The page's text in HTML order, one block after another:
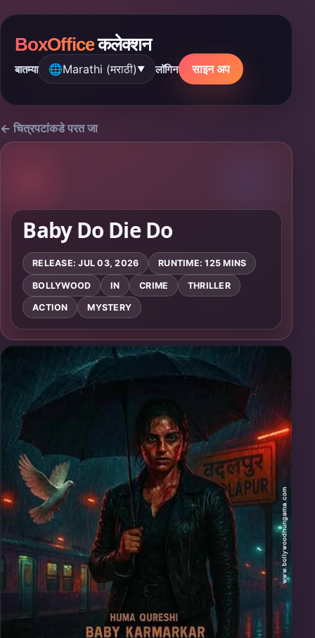
BoxOfficeकलेक्शन
बातम्या 🌐Marathi (मराठी)▼ लॉगिन साइन अप
← चित्रपटांकडे परत जा
Baby Do Die Do
RELEASE: JUL 03, 2026 RUNTIME: 125 MINS
BOLLYWOOD IN CRIME THRILLER
ACTION MYSTERY